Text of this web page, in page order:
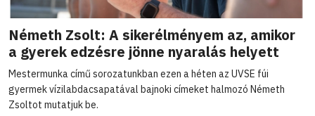
Németh Zsolt: A sikerélményem az, amikor
a gyerek edzésre jönne nyaralás helyett
Mestermunka című sorozatunkban ezen a héten az UVSE fúi
gyermek vízilabdacsapatával bajnoki címeket halmozó Németh
Zsoltot mutatjuk be.